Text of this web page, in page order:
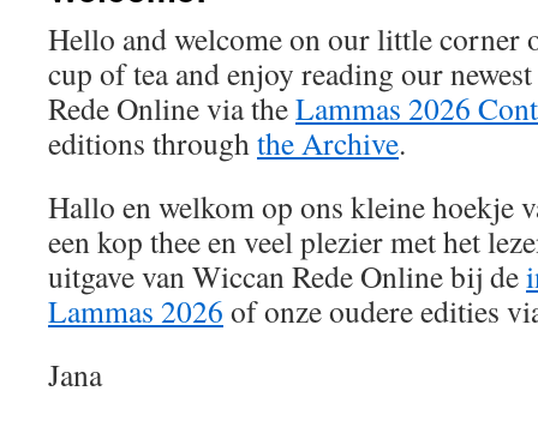
Hello and welcome on our little corner
cup of tea and enjoy reading our
Rede Online via theLammas 2026
editions throughthe Archive.
Hallo en welkom op ons kleine hoekje
een kop thee en veel plezier met het
uitgave van Wiccan Rede Online bij de
Lammas 2026 of onze oudere edities
Jana